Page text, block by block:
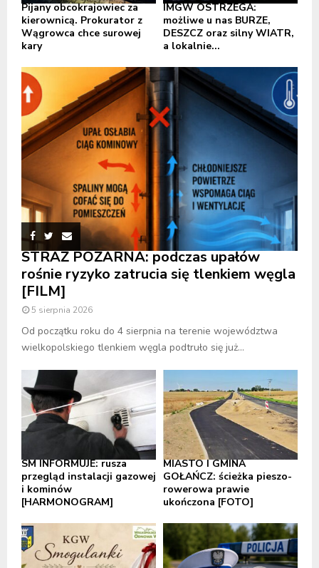
Pijany obcokrajowiec za
kierownicą. Prokurator z
Wągrowca chce surowej
kary
IMGW OSTRZEGA:
możliwe u nas BURZE,
DESZCZ oraz silny WIATR,
a lokalnie...
STRAŻ POŻARNA: podczas upałów
rośnie ryzyko zatrucia się tlenkiem węgla
[FILM]
5 sierpnia 2026
Od początku roku do 4 sierpnia na terenie województwa
wielkopolskiego tlenkiem węgla podtruło się już...
SM INFORMUJE: rusza
przegląd instalacji gazowej
i kominów
[HARMONOGRAM]
MIASTO I GMINA
GOŁAŃCZ: ścieżka pieszo-
rowerowa prawie
ukończona [FOTO]